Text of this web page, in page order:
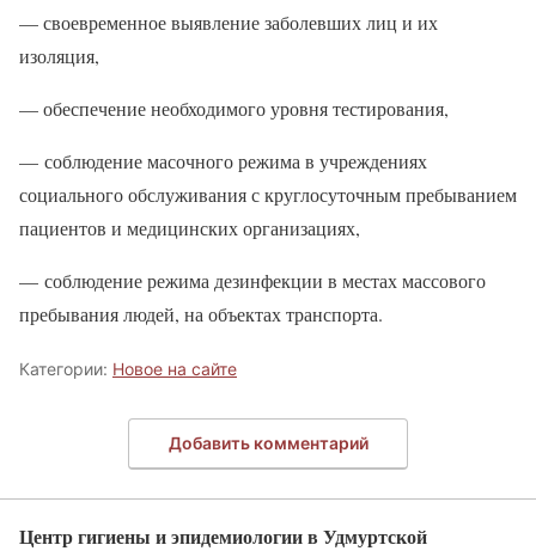
— своевременное выявление заболевших лиц и их
изоляция,
— обеспечение необходимого уровня тестирования,
— соблюдение масочного режима в учреждениях
социального обслуживания с круглосуточным пребыванием
пациентов и медицинских организациях,
— соблюдение режима дезинфекции в местах массового
пребывания людей, на объектах транспорта.
Категории: Новое на сайте
Добавить комментарий
Центр гигиены и эпидемиологии в Удмуртской